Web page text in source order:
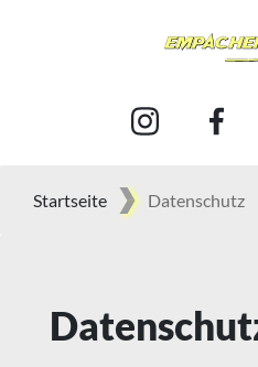
Startseite Datenschutz